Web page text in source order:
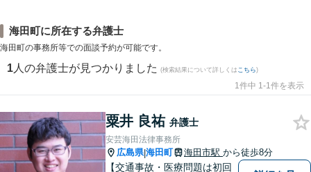
海田町に所在する弁護士
海田町の事務所等での面談予約が可能です。
1 人の弁護士が見つかりました (検索結果について詳しくは こちら)
1件中 1-1件を表示
粟井 良祐 弁護士
安芸海田法律事務所
広島県|海田町 海田市駅 から徒歩8分
【交通事故・医療問題は初回